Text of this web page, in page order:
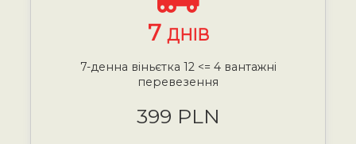
7 ДНІВ
7-денна віньєтка 12 <= 4 вантажні
перевезення
399 PLN